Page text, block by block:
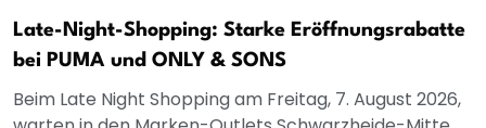
Late-Night-Shopping: Starke Eröffnungsrabatte
bei PUMA und ONLY & SONS
Beim Late Night Shopping am Freitag, 7. August 2026,